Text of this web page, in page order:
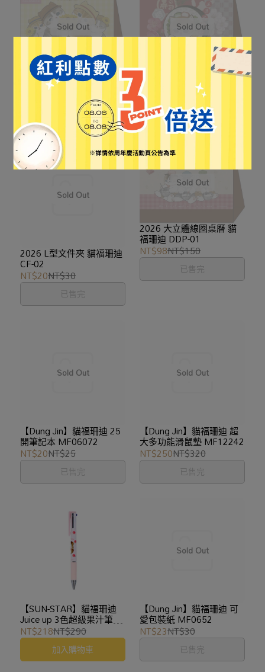
2026 立體小桌曆 貓福珊
迪 DSP-01
已售完
2026 平面精裝32頁線圈桌
曆 貓福珊迪 DN-01
NT$78 NT$120
已售完
2026 L型文件夾 貓福珊迪
CF-02
NT$20NT$30
已售完
2026 大立體線圈桌曆 貓
福珊迪 DDP-01
NT$98NT$150
已售完
【Dung Jin】貓福珊迪 25
開筆記本 MF06072
NT$20NT$25
已售完
【Dung Jin】貓福珊迪 超
大多功能滑鼠墊 MF12242
NT$250NT$320
已售完
【SUN-STAR】貓福珊迪
Juice up 3色超級果汁筆
.4mm
NT$218NT$290
加入購物車
【Dung Jin】貓福珊迪 可
愛包裝紙 MF0652
NT$23NT$30
已售完